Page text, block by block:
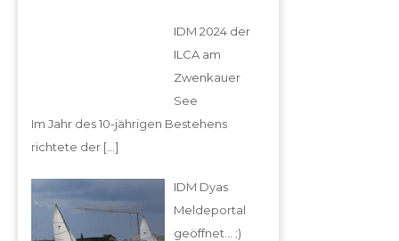
IDM 2024 der
ILCA am
Zwenkauer
See
Im Jahr des 10-jährigen Bestehens
richtete der […]
IDM Dyas
Meldeportal
geöffnet… ;)